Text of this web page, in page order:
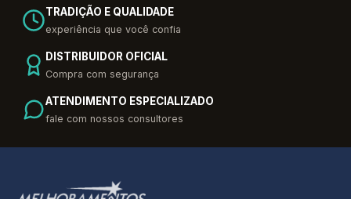
TRADIÇÃO E QUALIDADE
experiência que você confia
DISTRIBUIDOR OFICIAL
Compra com segurança
ATENDIMENTO ESPECIALIZADO
fale com nossos consultores